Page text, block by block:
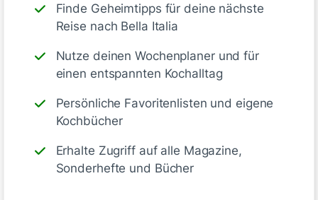
Finde Geheimtipps für deine nächste
Reise nach Bella Italia
Nutze deinen Wochenplaner und für
einen entspannten Kochalltag
Persönliche Favoritenlisten und eigene
Kochbücher
Erhalte Zugriff auf alle Magazine,
Sonderhefte und Bücher
TIPP:Wer möchte, löscht die
angebratenen Saltimbocca mit
Weißweinab und gibt etwas
eiskalte Butterdazu – so entsteht
schnell eine leckere Soße
Deine Notizen